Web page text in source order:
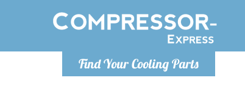
Find Your Cooling Parts